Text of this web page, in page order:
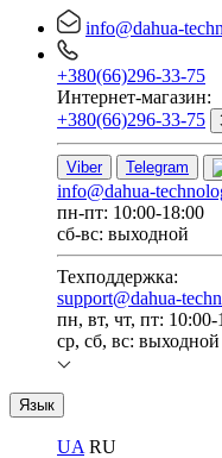
info@dahua-
+380(66)296-33-75
Интернет-магазин:
+380(66)296-33-75
Viber Telegram
info@dahua-
пн-пт: 10:00-18:00
сб-вс: выходной
Техподдержка:
support@dahua-
пн, вт, чт, пт: 10:00-
ср, сб, вс: выходной
Язык
UA RU